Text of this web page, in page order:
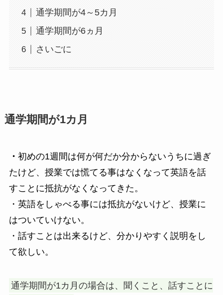
通学期間が4～5カ月
通学期間が6ヵ月
さいごに
通学期間が1カ月
・ 初めの1週間は何が何だか分からないうちに過ぎ
たけど、授業では慌てる事はなくなって英語を話
すことに抵抗がなくなってきた。
・英語をしゃべる事には抵抗がないけど、授業に
はついていけない。
・話すことは出来るけど、分かりやすく説明をし
て欲しい。
通学期間が1カ月の場合は、聞くこと、話すことに